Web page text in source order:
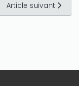
Article suivant